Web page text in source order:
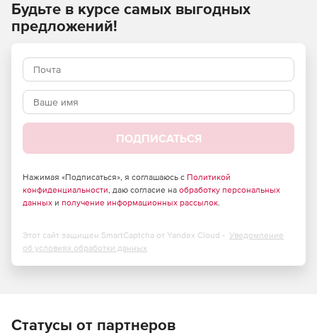
Будьте в курсе самых выгодных
предложений!
ПОДПИСАТЬСЯ
Нажимая «Подписаться», я соглашаюсь с Политикой
конфиденциальности, даю согласие на обработку персональных
данных и получение информационных рассылок.
Этот сайт защищен SmartCaptcha от Yandex Cloud - Уведомление
об условиях обработки данных
Статусы от партнеров